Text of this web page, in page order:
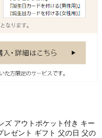
ズ アウトポケット付き キー
レゼント ギフト 父の日 父の